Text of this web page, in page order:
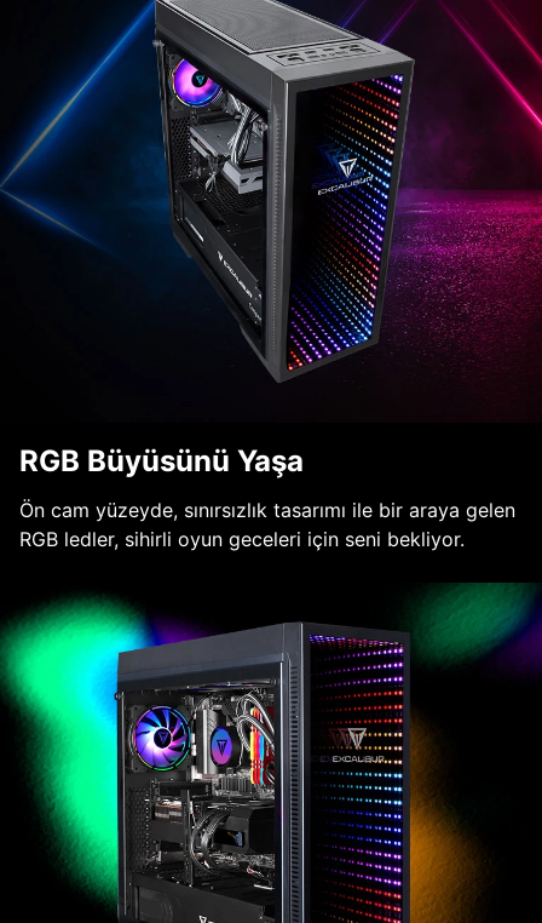
RGB Büyüsünü Yaşa
Ön cam yüzeyde, sınırsızlık tasarımı ile bir araya gelen
RGB ledler, sihirli oyun geceleri için seni bekliyor.